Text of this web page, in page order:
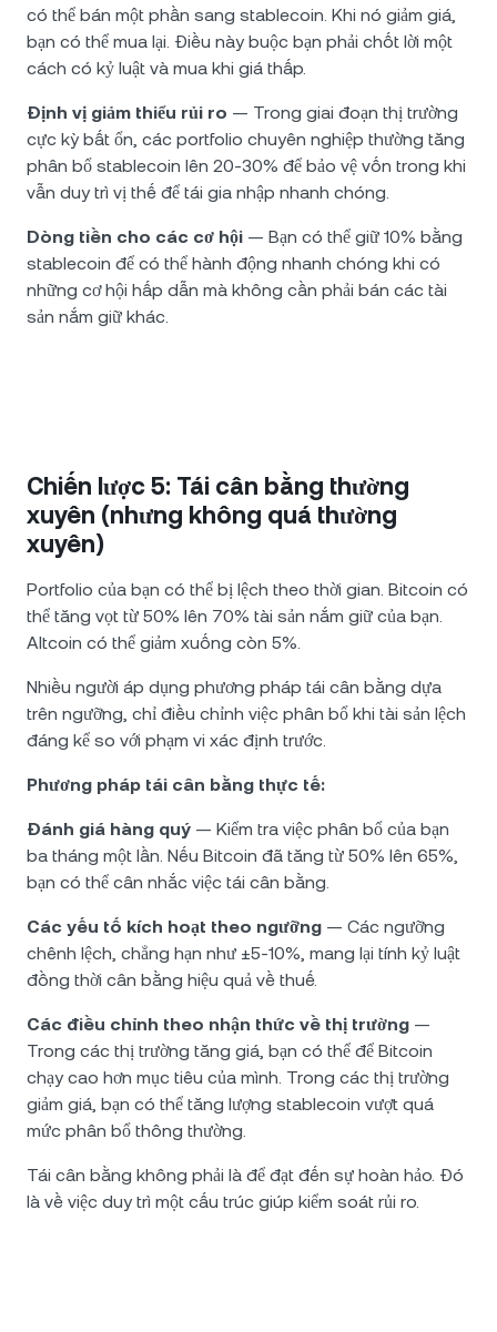
có thể bán một phần sang stablecoin. Khi nó giảm giá,
bạn có thể mua lại. Điều này buộc bạn phải chốt lời một
cách có kỷ luật và mua khi giá thấp.
Định vị giảm thiểu rủi ro — Trong giai đoạn thị trường
cực kỳ bất ổn, các portfolio chuyên nghiệp thường tăng
phân bổ stablecoin lên 20-30% để bảo vệ vốn trong khi
vẫn duy trì vị thế để tái gia nhập nhanh chóng.
Dòng tiền cho các cơ hội — Bạn có thể giữ 10% bằng
stablecoin để có thể hành động nhanh chóng khi có
những cơ hội hấp dẫn mà không cần phải bán các tài
sản nắm giữ khác.
Chiến lược 5: Tái cân bằng thường
xuyên (nhưng không quá thường
xuyên)
Portfolio của bạn có thể bị lệch theo thời gian. Bitcoin có
thể tăng vọt từ 50% lên 70% tài sản nắm giữ của bạn.
Altcoin có thể giảm xuống còn 5%.
Nhiều người áp dụng phương pháp tái cân bằng dựa
trên ngưỡng, chỉ điều chỉnh việc phân bổ khi tài sản lệch
đáng kể so với phạm vi xác định trước.
Phương pháp tái cân bằng thực tế:
Đánh giá hàng quý — Kiểm tra việc phân bổ của bạn
ba tháng một lần. Nếu Bitcoin đã tăng từ 50% lên 65%,
bạn có thể cân nhắc việc tái cân bằng.
Các yếu tố kích hoạt theo ngưỡng — Các ngưỡng
chênh lệch, chẳng hạn như ±5-10%, mang lại tính kỷ luật
đồng thời cân bằng hiệu quả về thuế.
Các điều chỉnh theo nhận thức về thị trường —
Trong các thị trường tăng giá, bạn có thể để Bitcoin
chạy cao hơn mục tiêu của mình. Trong các thị trường
giảm giá, bạn có thể tăng lượng stablecoin vượt quá
mức phân bổ thông thường.
Tái cân bằng không phải là để đạt đến sự hoàn hảo. Đó
là về việc duy trì một cấu trúc giúp kiểm soát rủi ro.